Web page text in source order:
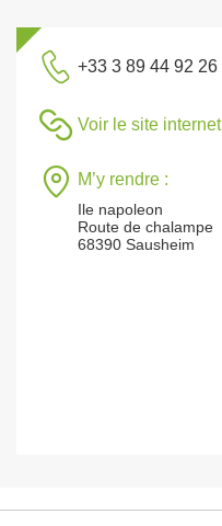
+33 3 89 44 92 26
Voir le site internet
M’y rendre :
Ile napoleon
Route de chalampe
68390 Sausheim